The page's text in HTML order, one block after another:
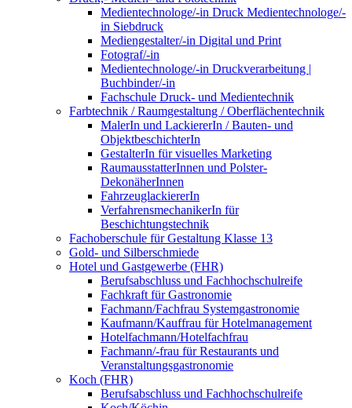
Medientechnologe/-in Druck Medientechnologe/-
in Siebdruck
Mediengestalter/-in Digital und Print
Fotograf/-in
Medientechnologe/-in Druckverarbeitung |
Buchbinder/-in
Fachschule Druck- und Medientechnik
Farbtechnik / Raumgestaltung / Oberflächentechnik
MalerIn und LackiererIn / Bauten- und
ObjektbeschichterIn
GestalterIn für visuelles Marketing
RaumausstatterInnen und Polster-
DekonäherInnen
FahrzeuglackiererIn
VerfahrensmechanikerIn für
Beschichtungstechnik
Fachoberschule für Gestaltung Klasse 13
Gold- und Silberschmiede
Hotel und Gastgewerbe (FHR)
Berufsabschluss und Fachhochschulreife
Fachkraft für Gastronomie
Fachmann/Fachfrau Systemgastronomie
Kaufmann/Kauffrau für Hotelmanagement
Hotelfachmann/Hotelfachfrau
Fachmann/-frau für Restaurants und
Veranstaltungsgastronomie
Koch (FHR)
Berufsabschluss und Fachhochschulreife